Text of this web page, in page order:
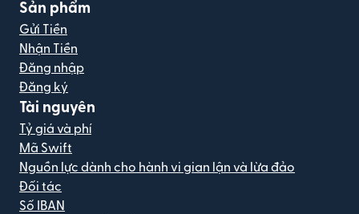
Sản phẩm
Gửi Tiền
Nhận Tiền
Đăng nhập
Đăng ký
Tài nguyên
Tỷ giá và phí
Mã Swift
Nguồn lực dành cho hành vi gian lận và lừa đảo
Đối tác
Số IBAN